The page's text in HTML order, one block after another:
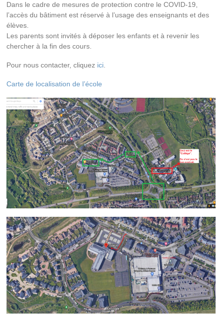
Dans le cadre de mesures de protection contre le COVID-19,
l’accès du bâtiment est réservé à l’usage des enseignants et des
élèves.
Les parents sont invités à déposer les enfants et à revenir les
chercher à la fin des cours.
Pour nous contacter, cliquez ici
Carte de localisation de l’école